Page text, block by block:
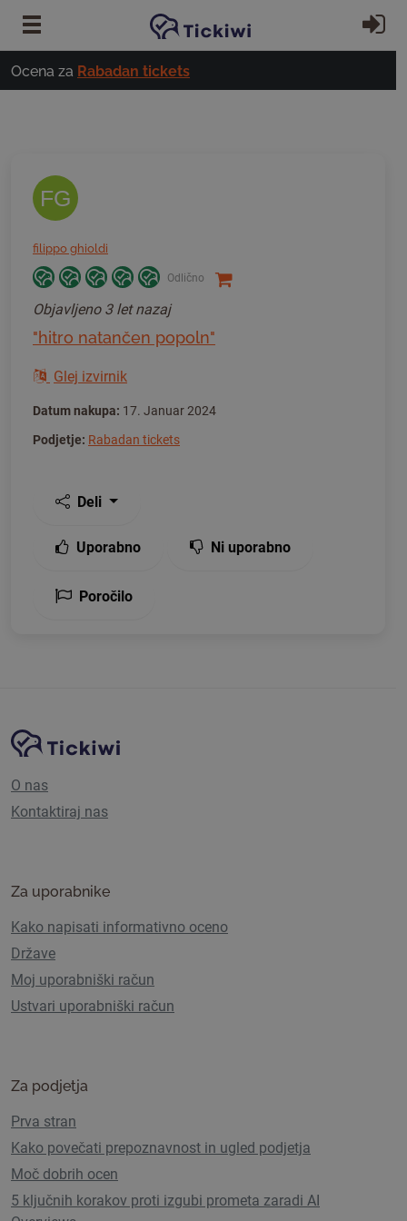
Preskoči na glavno vsebino
Ocena za Rabadan tickets
FG
filippo ghioldi
Odlično
Objavljeno 3 let nazaj
"hitro natančen popoln"
Glej izvirnik
Datum nakupa: 17. Januar 2024
Podjetje: Rabadan tickets
Deli
Uporabno Ni uporabno
Poročilo
Navigacija spletnega mesta
Platforma Tickiwi
O nas
Kontaktiraj nas
Za uporabnike
Kako napisati informativno oceno
Države
Moj uporabniški račun
Ustvari uporabniški račun
Za podjetja
Prva stran
Kako povečati prepoznavnost in ugled podjetja
Moč dobrih ocen
5 ključnih korakov proti izgubi prometa zaradi AI